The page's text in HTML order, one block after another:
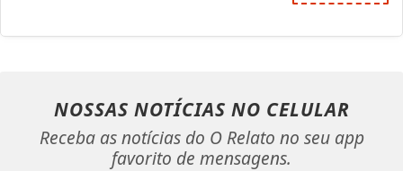
NOSSAS NOTÍCIAS NO CELULAR
Receba as notícias do O Relato no seu app
favorito de mensagens.